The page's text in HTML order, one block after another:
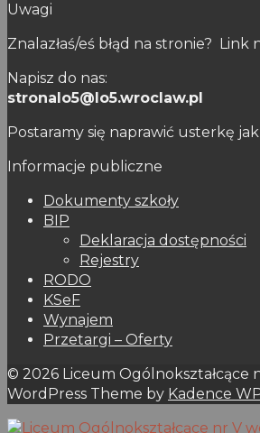
Uwagi
Znalazłaś/eś błąd na stronie? Link
Napisz do nas:
stronalo5@lo5.wroclaw.pl
Postaramy się naprawić usterkę
Informacje publiczne
Dokumenty szkoły
BIP
Deklaracja dostępności
Rejestry
RODO
KSeF
Wynajem
Przetargi – Oferty
© 2026 Liceum Ogólnokształcące
WordPress Theme by Kadence